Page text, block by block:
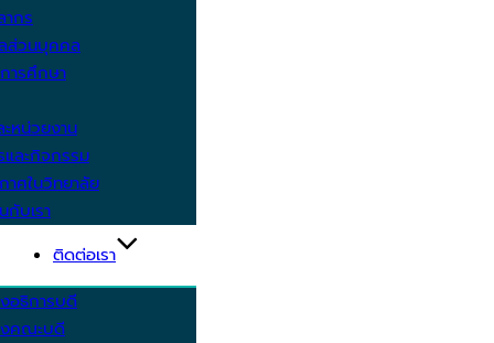
กร
ส่วนบุคคล
ารศึกษา
หน่วยงาน
และกิจกรรม
าศในวิทยาลัย
กับเรา
ติดต่อเรา
อธิการบดี
คณะบดี